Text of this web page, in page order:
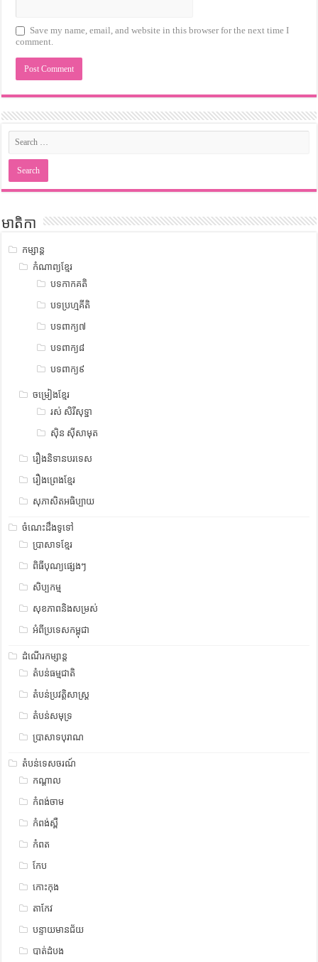
Save my name, email, and website in this browser for the next time I
comment.
មាតិកា
កម្សាន្ត
កំណាព្យខ្មែរ
បទកាកគតិ
បទប្រហ្មគីតិ
បទពាក្យ៧
បទពាក្យ៨
បទពាក្យ៩
ចម្រៀងខ្មែរ
រស់ សិរីសុទ្ឋា
ស៊ិន ស៊ីសាមុត
រឿងនិទានបរទេស
រឿងព្រេងខ្មែរ
សុភាសិតអធិប្បាយ
ចំណេះដឹងទូទៅ
ប្រាសាទខ្មែរ
ពិធីបុណ្យផ្សេងៗ
សិប្បកម្ម
សុខភាពនិងសម្រស់
អំពីប្រទេសកម្ពុជា
ដំណើរកម្សាន្ត
តំបន់ធម្មជាតិ
តំបន់ប្រវត្តិសាស្រ្ត
តំបន់សមុទ្រ
ប្រាសាទបុរាណ
តំបន់ទេសចរណ៍
កណ្តាល
កំពង់ចាម
កំពង់ស្ពឺ
កំពត
កែប
កោះកុង
តាកែវ
បន្ទាយមានជ័យ
បាត់ដំបង